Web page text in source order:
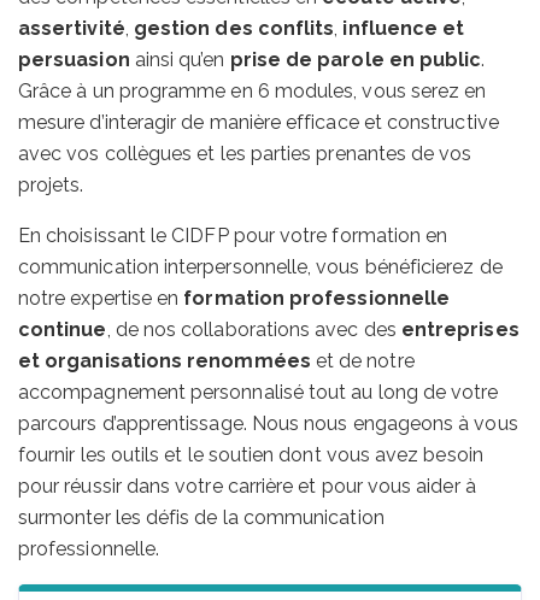
assertivité gestion des conflits influence et
persuasion ainsi qu’en prise de parole en public.
Grâce à un programme en 6 modules, vous serez en
mesure d’interagir de manière efficace et constructive
avec vos collègues et les parties prenantes de vos
projets.
En choisissant le CIDFP pour votre formation en
communication interpersonnelle, vous bénéficierez de
notre expertise en formation professionnelle
continue, de nos collaborations avec des entreprises
et organisations renommées et de notre
accompagnement personnalisé tout au long de votre
parcours d’apprentissage. Nous nous engageons à vous
fournir les outils et le soutien dont vous avez besoin
pour réussir dans votre carrière et pour vous aider à
surmonter les défis de la communication
professionnelle.